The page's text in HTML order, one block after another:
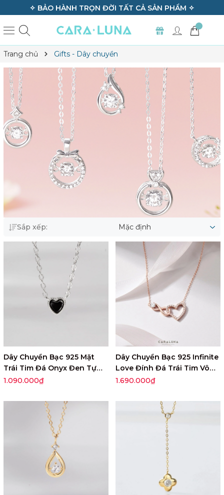
HÀNH TRỌN ĐỜI TẤT CẢ SẢN PHẨM ✧
Trang chủ Gifts - Dây chuyền
Sắp xếp: Mặc định
Dây Chuyền Bạc 925 Mặt
Trái Tim Đá Onyx Đen Tự
Nhiên - VCN509
1.090.000₫
Dây Chuyền Bạc 925 Infinite
Love Đính Đá Trái Tim Vô
Cực - VYN11
1.690.000₫